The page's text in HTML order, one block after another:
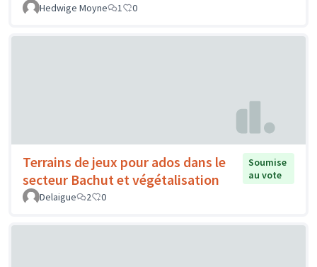
Hedwige Moyne
1 0
Terrains de jeux pour ados dans le
secteur Bachut et végétalisation
Soumise
au vote
Delaigue
2 0